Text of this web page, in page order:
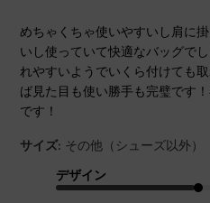
めちゃくちゃ使いやすいし肩に
いし使っていて快適なバッグで
れやすいようでいくら付けても
ば見た目も使い勝手も完璧です
です！
サイズ: その他（シューズ以外）
デザイン